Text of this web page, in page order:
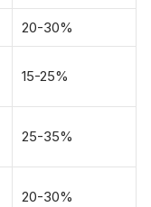
20-30%
15-25%
25-35%
20-30%